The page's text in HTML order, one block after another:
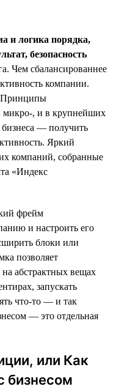
и логика порядка,
безопасность
Чем сбалансированнее
компании.
Принципы
микро-, и в крупнейших
— получить
Яркий
компаний, собранные
«Индекс
фрейм
и настроить его
блоки или
позволяет
абстрактных вещах
запускать
что-то — и так
— это отдельная
или Как
бизнесом